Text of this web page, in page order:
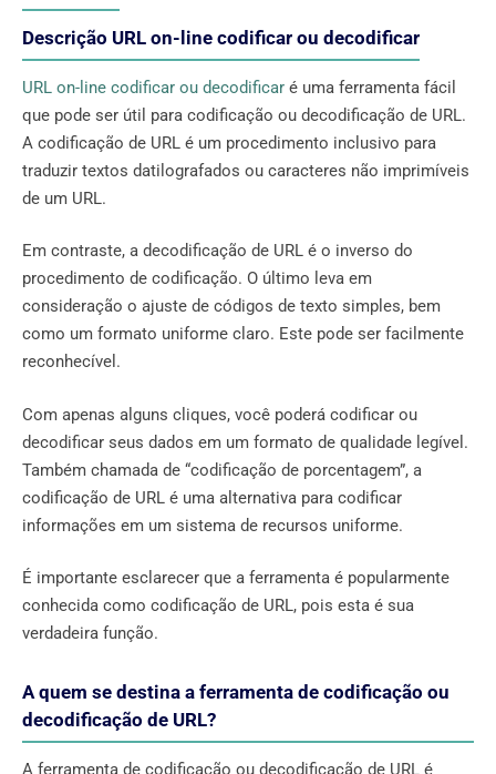
Descrição URL on-line codificar ou decodificar
URL on-line codificar ou decodificar é uma ferramenta fácil
que pode ser útil para codificação ou decodificação de URL.
A codificação de URL é um procedimento inclusivo para
traduzir textos datilografados ou caracteres não imprimíveis
de um URL.
Em contraste, a decodificação de URL é o inverso do
procedimento de codificação. O último leva em
consideração o ajuste de códigos de texto simples, bem
como um formato uniforme claro. Este pode ser facilmente
reconhecível.
Com apenas alguns cliques, você poderá codificar ou
decodificar seus dados em um formato de qualidade legível.
Também chamada de “codificação de porcentagem”, a
codificação de URL é uma alternativa para codificar
informações em um sistema de recursos uniforme.
É importante esclarecer que a ferramenta é popularmente
conhecida como codificação de URL, pois esta é sua
verdadeira função.
A quem se destina a ferramenta de codificação ou
decodificação de URL?
A ferramenta de codificação ou decodificação de URL é